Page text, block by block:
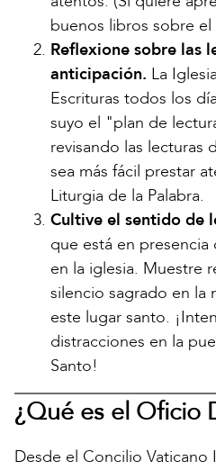
buenos libros sobre
Reflexione sobre las
anticipación. La
Escrituras todos los
suyo el "plan de
revisando las lecturas
sea más fácil prestar
Liturgia de la Palabra.
Cultive el sentido de
que está en
en la iglesia. Muestre
silencio sagrado en la
este lugar santo.
distracciones en la
Santo!
¿Qué es el Oficio
Desde el Concilio Vaticano